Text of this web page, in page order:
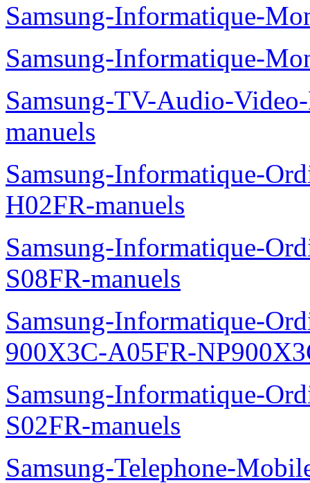
Samsung-Informatique-
Samsung-Informatique-
Samsung-TV-Audio-
manuels
Samsung-Informatique-
H02FR-manuels
Samsung-Informatique-
S08FR-manuels
Samsung-Informatique-
900X3C-A05FR-
Samsung-Informatique-
S02FR-manuels
Samsung-Telephone-